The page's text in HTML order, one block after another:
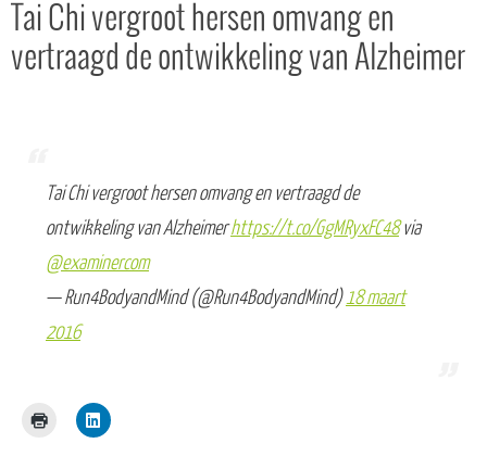
Tai Chi vergroot hersen omvang en
vertraagd de ontwikkeling van Alzheimer
Tai Chi vergroot hersen omvang en vertraagd de
ontwikkeling van Alzheimerhttps://t.co/GgMRyxFC48via
@examinercom
— Run4BodyandMind (@Run4BodyandMind)18 maart
2016